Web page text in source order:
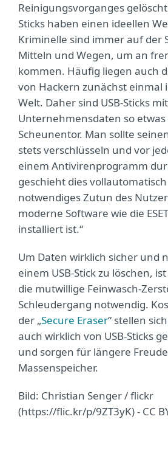
Reinigungsvorganges
Sticks haben einen ideellen
Kriminelle sind immer auf der
Mitteln und Wegen, um an
kommen. Häufig liegen auch
von Hackern zunächst einmal
Welt. Daher sind USB-Sticks mit
Unternehmensdaten so
Scheunentor. Man sollte
stets verschlüsseln und vor
einem Antivirenprogramm
geschieht dies
notwendiges Zutun des
moderne Software wie die
installiert ist.“
Um Daten wirklich sicher und
einem USB-Stick zu löschen,
die mutwillige Feinwasch-
Schleudergang notwendig.
der „Secure Eraser“ stellen
auch wirklich von USB-Sticks
und sorgen für längere
Massenspeicher.
Bild: Christian Senger / flickr
(https://flic.kr/p/9ZT3yK) - CC